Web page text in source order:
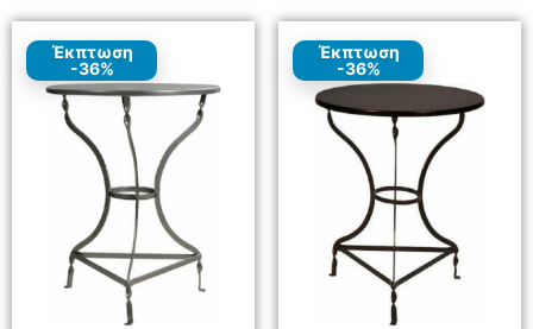
Έκπτωση
-36%
Έκπτωση
-36%